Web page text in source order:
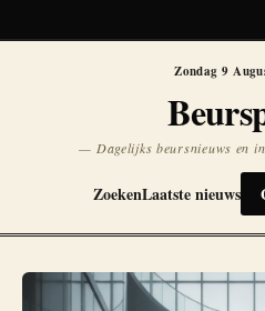
Zondag 9
— Dagelijks beursnieuws en
ZoekenLaatste nieuws